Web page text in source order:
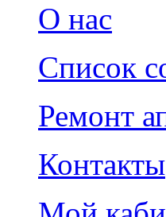
О нас
Список
Ремонт
Контакты